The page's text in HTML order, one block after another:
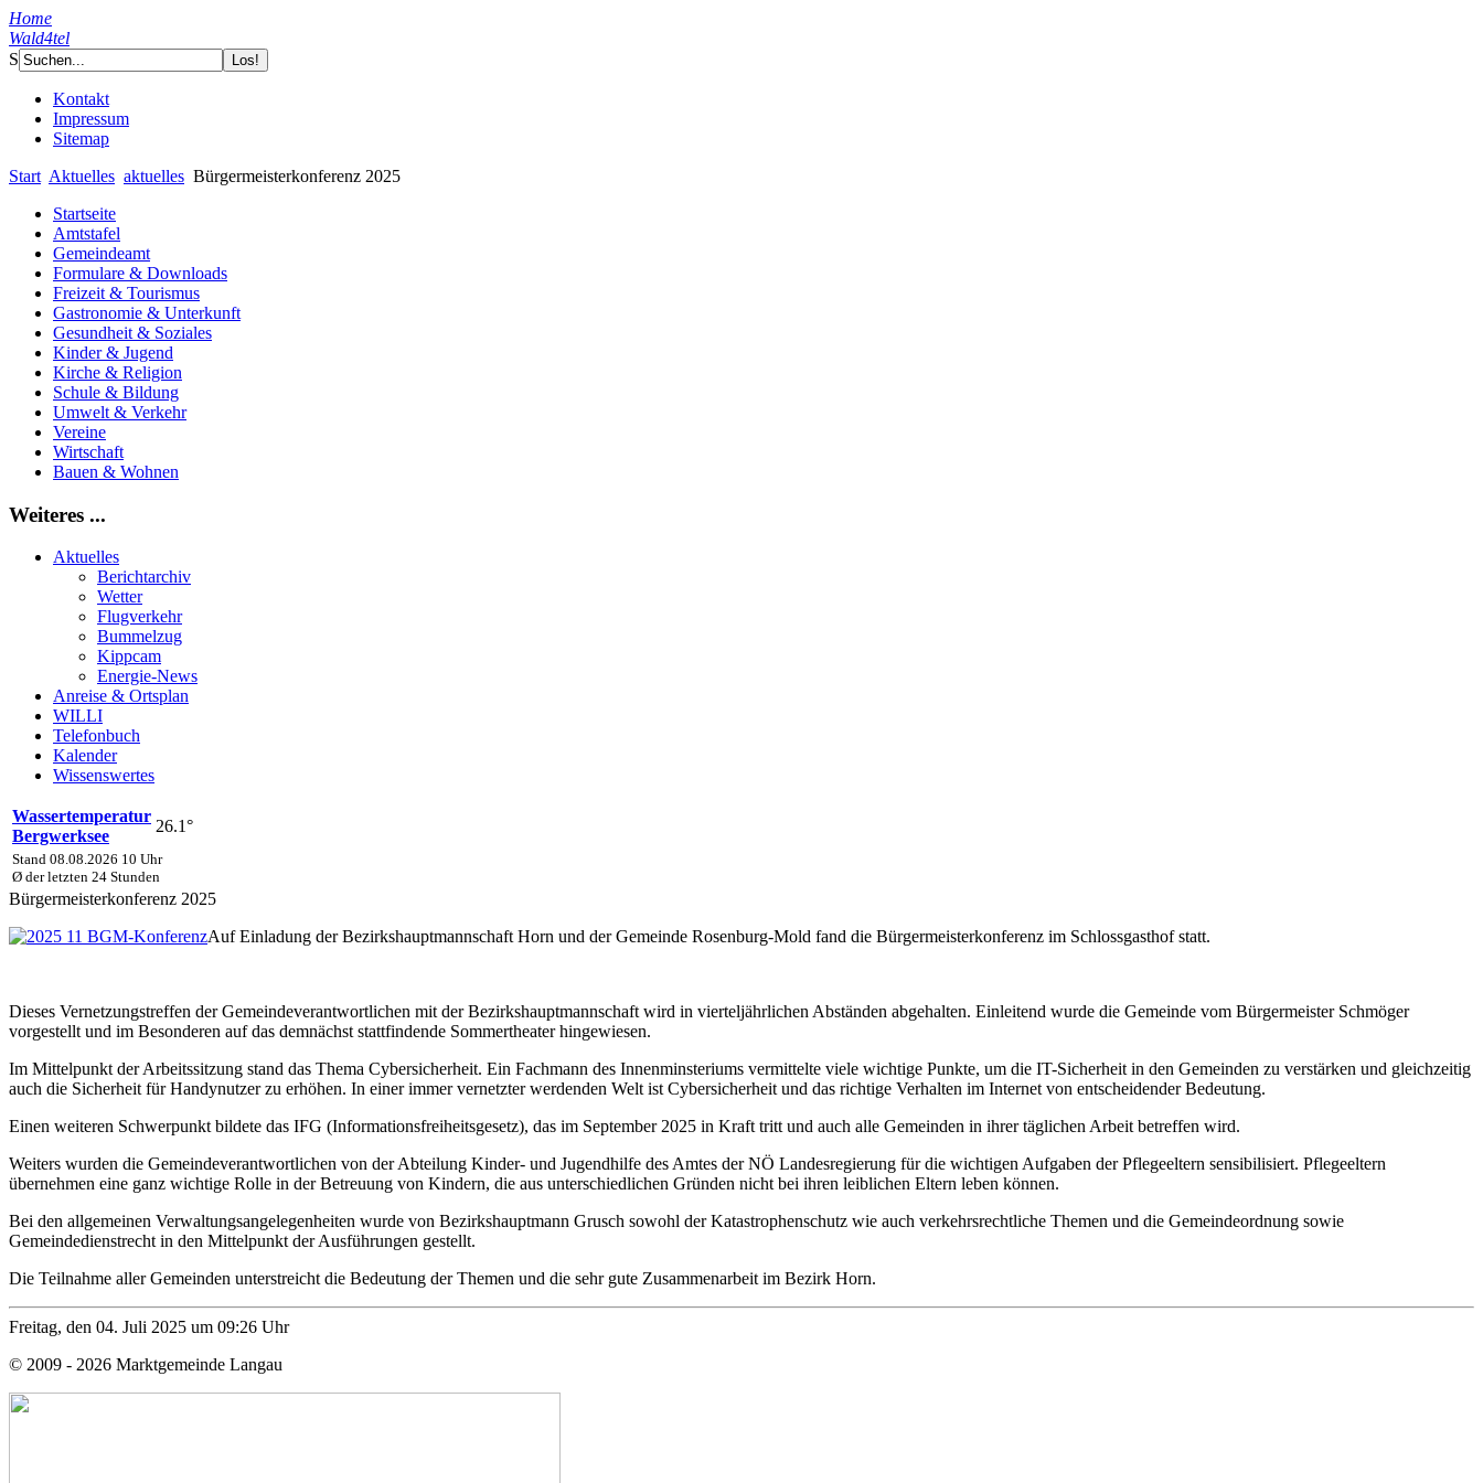
Home
Wald4tel
S
Kontakt
Impressum
Sitemap
Start Aktuelles aktuelles Bürgermeisterkonferenz 2025
Startseite
Amtstafel
Gemeindeamt
Formulare & Downloads
Freizeit & Tourismus
Gastronomie & Unterkunft
Gesundheit & Soziales
Kinder & Jugend
Kirche & Religion
Schule & Bildung
Umwelt & Verkehr
Vereine
Wirtschaft
Bauen & Wohnen
Weiteres ...
Aktuelles
Berichtarchiv
Wetter
Flugverkehr
Bummelzug
Kippcam
Energie-News
Anreise & Ortsplan
WILLI
Telefonbuch
Kalender
Wissenswertes
Wassertemperatur
Bergwerksee
26.1°
Stand 08.08.2026 10 Uhr
Ø der letzten 24 Stunden
Bürgermeisterkonferenz 2025
Auf Einladung der Bezirkshauptmannschaft Horn und der Gemeinde Rosenburg-Mold fand die Bürgermeisterkonferenz im Schlossgasthof statt.
Dieses Vernetzungstreffen der Gemeindeverantwortlichen mit der Bezirkshauptmannschaft wird in vierteljährlichen Abständen abgehalten. Einleitend wurde die Gemeinde vom Bürgermeister Schmöger
vorgestellt und im Besonderen auf das demnächst stattfindende Sommertheater hingewiesen.
Im Mittelpunkt der Arbeitssitzung stand das Thema Cybersicherheit. Ein Fachmann des Innenminsteriums vermittelte viele wichtige Punkte, um die IT-Sicherheit in den Gemeinden zu verstärken und gleichzeitig
auch die Sicherheit für Handynutzer zu erhöhen. In einer immer vernetzter werdenden Welt ist Cybersicherheit und das richtige Verhalten im Internet von entscheidender Bedeutung.
Einen weiteren Schwerpunkt bildete das IFG (Informationsfreiheitsgesetz), das im September 2025 in Kraft tritt und auch alle Gemeinden in ihrer täglichen Arbeit betreffen wird.
Weiters wurden die Gemeindeverantwortlichen von der Abteilung Kinder- und Jugendhilfe des Amtes der NÖ Landesregierung für die wichtigen Aufgaben der Pflegeeltern sensibilisiert. Pflegeeltern
übernehmen eine ganz wichtige Rolle in der Betreuung von Kindern, die aus unterschiedlichen Gründen nicht bei ihren leiblichen Eltern leben können.
Bei den allgemeinen Verwaltungsangelegenheiten wurde von Bezirkshauptmann Grusch sowohl der Katastrophenschutz wie auch verkehrsrechtliche Themen und die Gemeindeordnung sowie
Gemeindedienstrecht in den Mittelpunkt der Ausführungen gestellt.
Die Teilnahme aller Gemeinden unterstreicht die Bedeutung der Themen und die sehr gute Zusammenarbeit im Bezirk Horn.
Freitag, den 04. Juli 2025 um 09:26 Uhr
© 2009 - 2026 Marktgemeinde Langau